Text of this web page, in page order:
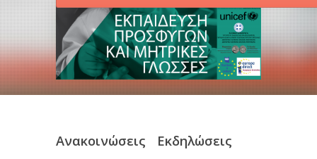
επιμορφωτικού προγράμματος
Ανακοινώσεις Εκδηλώσεις